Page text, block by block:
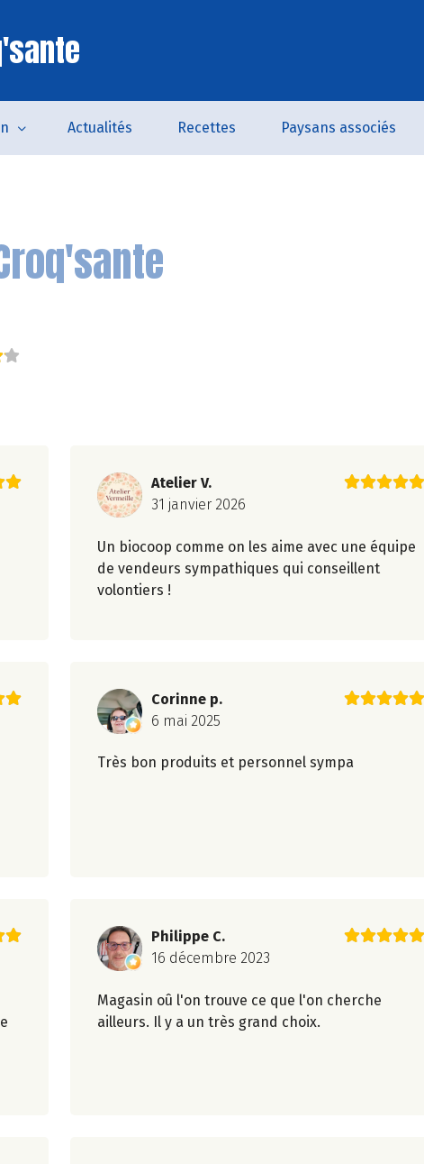
Actualités Recettes Paysans associés
Atelier V.
31 janvier 2026
Un biocoop comme on les aime avec une équipe
de vendeurs sympathiques qui conseillent
volontiers !
Corinne p.
6 mai 2025
Très bon produits et personnel sympa
Philippe C.
16 décembre 2023
Magasin oû l'on trouve ce que l'on cherche
ailleurs. Il y a un très grand choix.